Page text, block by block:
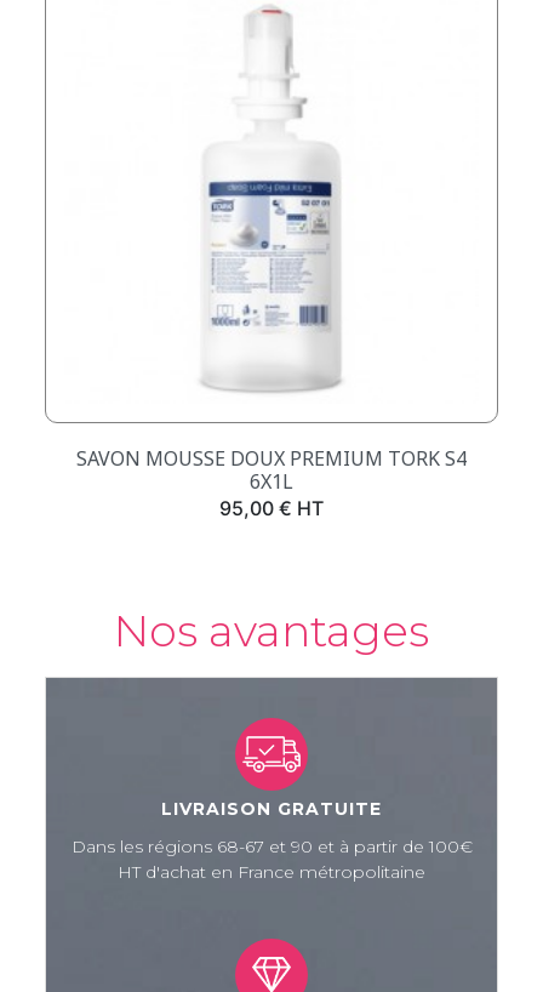
SAVON MOUSSE DOUX PREMIUM TORK S4
6X1L
Prix
95,00 € HT
Nos avantages
LIVRAISON GRATUITE
Dans les régions 68-67 et 90 et à partir de 100€
HT d'achat en France métropolitaine